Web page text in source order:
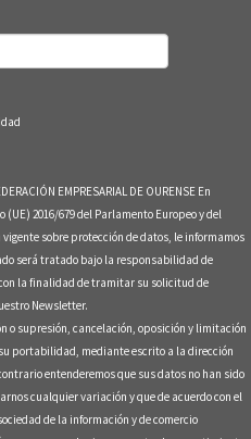
EMPRESARIAL DE OURENSE En
2016/679 del Parlamento Europeo y del
vigente sobre protección de datos, le informamos
será tratado bajo la responsabilidad de
con la finalidad de tramitar su solicitud de
Newsletter.
o supresión, cancelación, oposición y limitación
portabilidad, mediante escrito a la dirección
entenderemos que sus datos no han sido
cualquier variación y que de acuerdo con el
de la información y de comercio